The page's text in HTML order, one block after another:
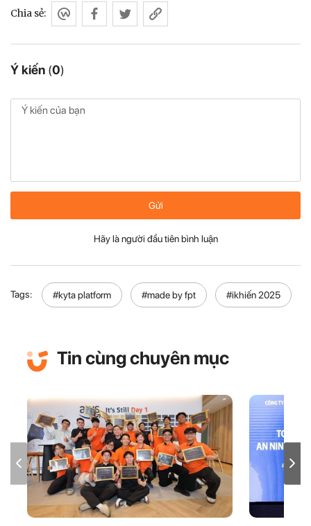
Ý kiến (0)
Chia sẻ:
Gửi
Hãy là người đầu tiên bình luận
Tags: #kyta platform #made by fpt #ikhiến 2025
Tin cùng chuyên mục